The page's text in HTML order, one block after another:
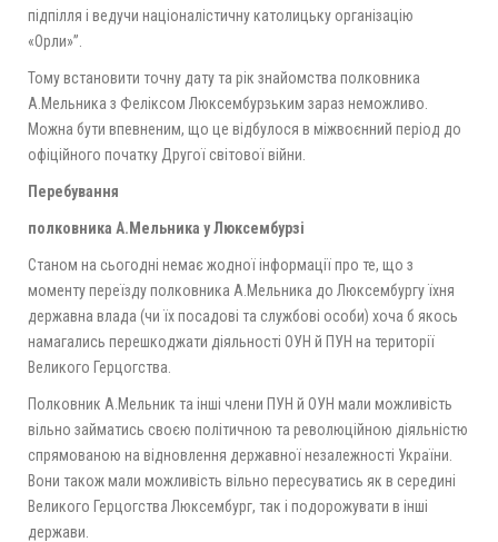
підпілля і ведучи націоналістичну католицьку організацію
«Орли»”.
Тому встановити точну дату та рік знайомства полковника
А.Мельника з Феліксом Люксембурзьким зараз неможливо.
Можна бути впевненим, що це відбулося в міжвоєнний період до
офіційного початку Другої світової війни.
Перебування
полковника А.Мельника у Люксембурзі
Станом на сьогодні немає жодної інформації про те, що з
моменту переїзду полковника А.Мельника до Люксембургу їхня
державна влада (чи їх посадові та службові особи) хоча б якось
намагались перешкоджати діяльності ОУН й ПУН на території
Великого Герцогства.
Полковник А.Мельник та інші члени ПУН й ОУН мали можливість
вільно займатись своєю політичною та революційною діяльністю
спрямованою на відновлення державної незалежності України.
Вони також мали можливість вільно пересуватись як в середині
Великого Герцогства Люксембург, так і подорожувати в інші
держави.